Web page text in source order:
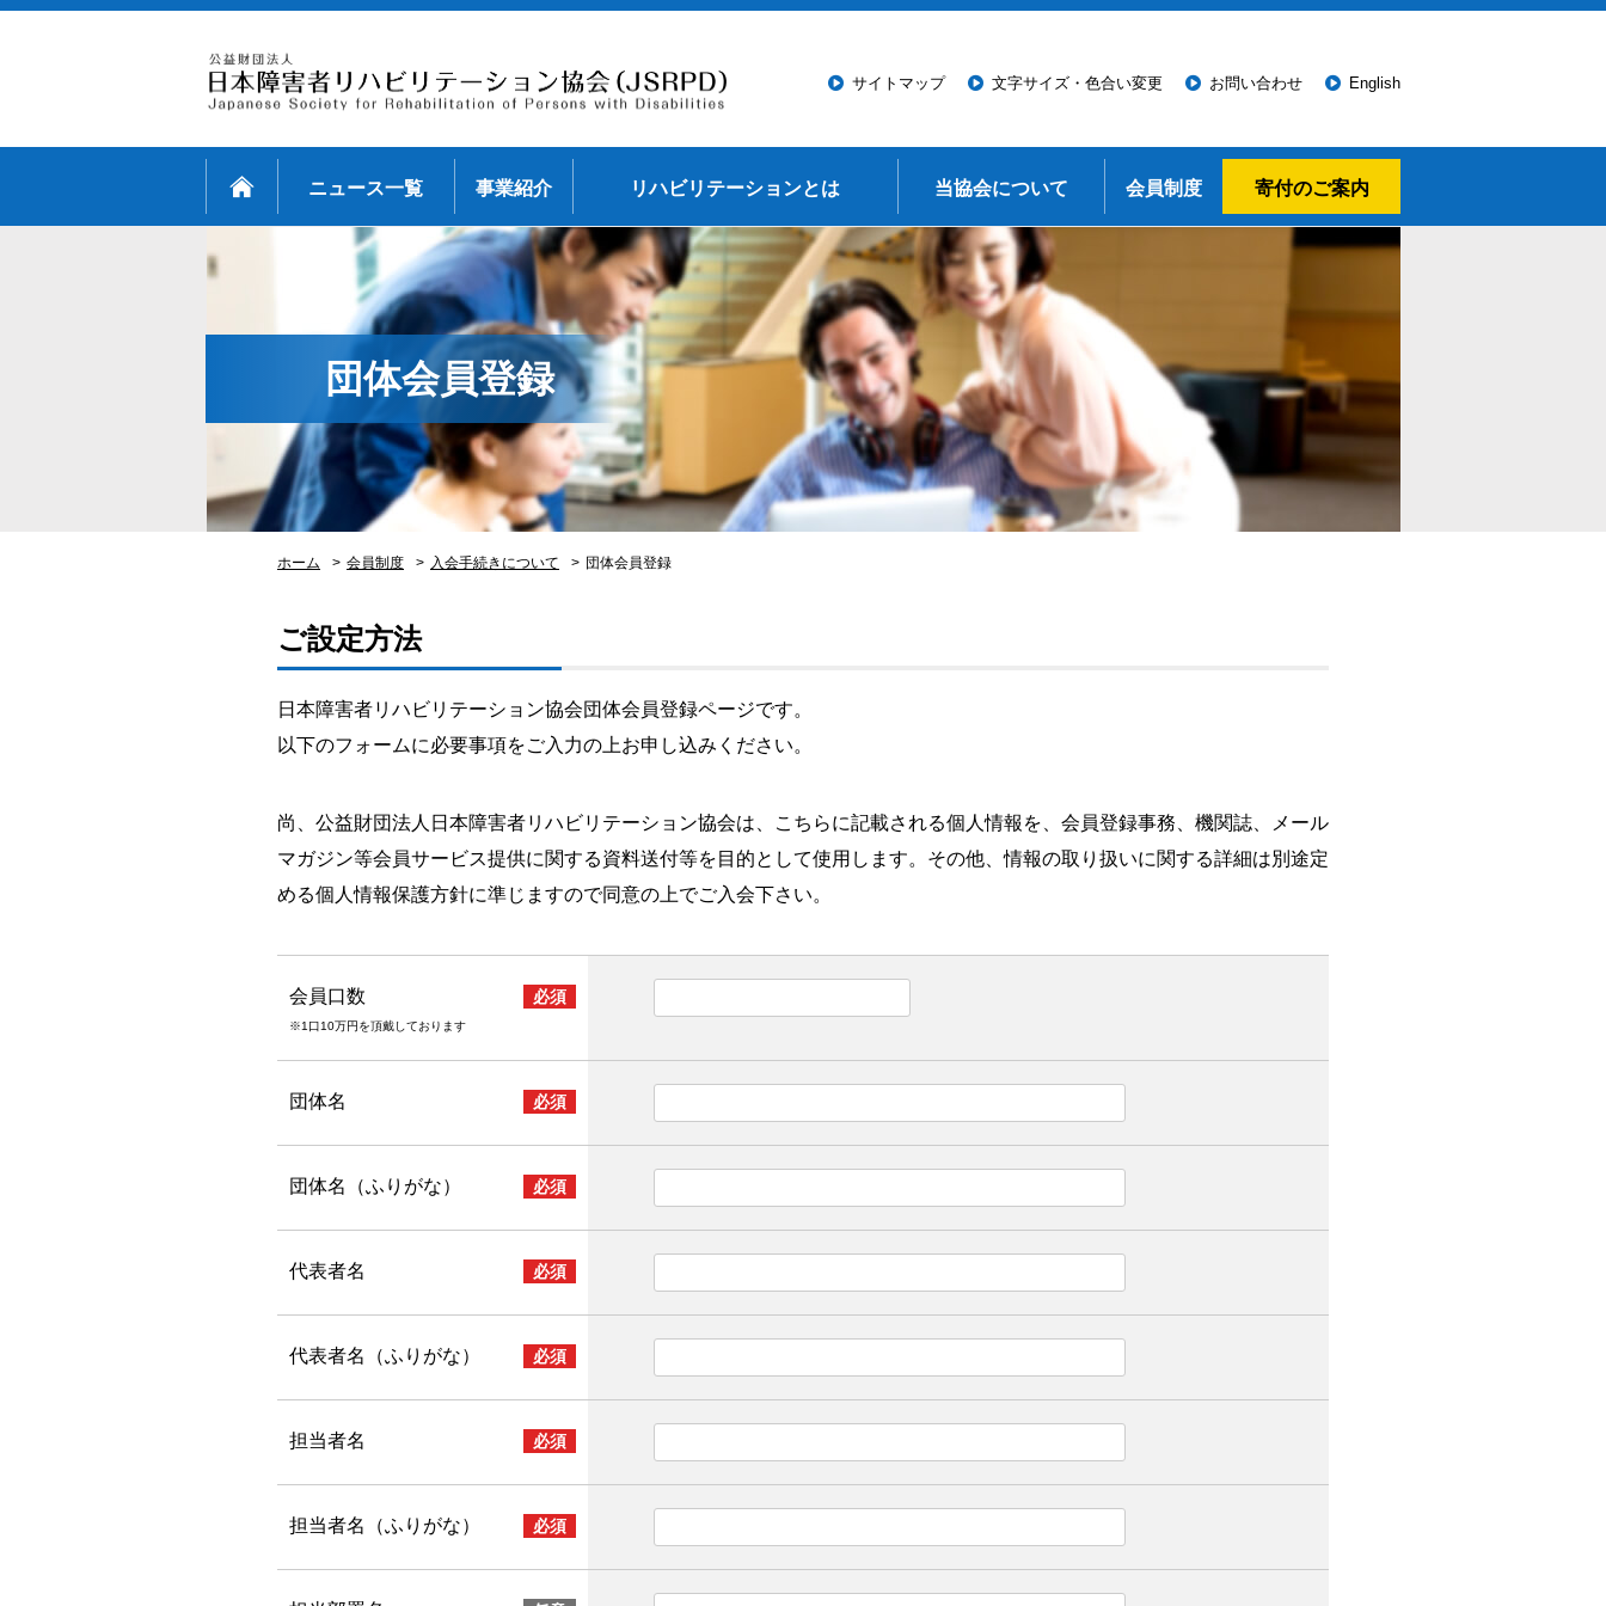
サイトマップ 文字サイズ・色合い変更 お問い合わせ English
ニュース一覧 事業紹介 リハビリテーションとは 当協会について 会員制度 寄付のご案内
団体会員登録
ホーム > 会員制度 > 入会手続きについて > 団体会員登録
ご設定方法
日本障害者リハビリテーション協会団体会員登録ページです。
以下のフォームに必要事項をご入力の上お申し込みください。
尚、公益財団法人日本障害者リハビリテーション協会は、こちらに記載される個人情報を、会員登録事務、機関誌、メール
マガジン等会員サービス提供に関する資料送付等を目的として使用します。その他、情報の取り扱いに関する詳細は別途定
める個人情報保護方針に準じますので同意の上でご入会下さい。
会員口数
※1口10万円を頂戴しております
団体名
団体名（ふりがな）
代表者名
代表者名（ふりがな）
担当者名
担当者名（ふりがな）